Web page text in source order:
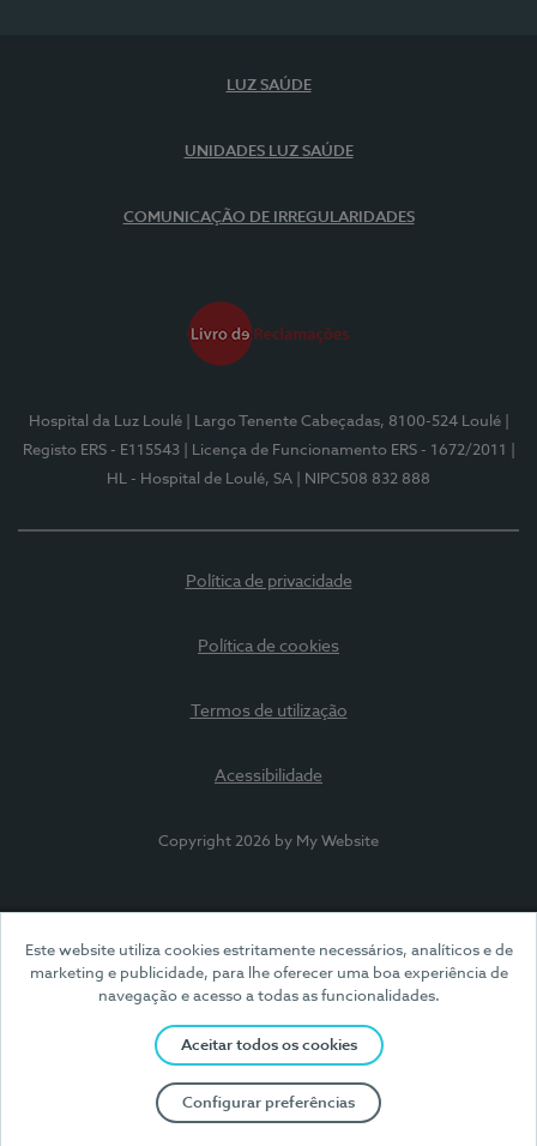
Este website utiliza cookies estritamente necessários, analíticos e de
marketing e publicidade, para lhe oferecer uma boa experiência de
navegação e acesso a todas as funcionalidades.
Aceitar todos os cookies
Configurar preferências
LUZ SAÚDE
UNIDADES LUZ SAÚDE
COMUNICAÇÃO DE IRREGULARIDADES
Hospital da Luz Loulé | Largo Tenente Cabeçadas, 8100-524 Loulé
Registo ERS - E115543
| Licença de Funcionamento ERS - 1672/2011
HL - Hospital de Loulé, SA
| NIPC508 832 888
Política de privacidade
Política de cookies
Termos de utilização
Acessibilidade
Copyright 2026 by My Website